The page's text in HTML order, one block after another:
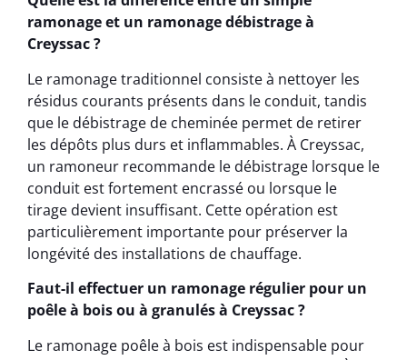
ramonage et un ramonage débistrage à
Creyssac ?
Le ramonage traditionnel consiste à nettoyer les
résidus courants présents dans le conduit, tandis
que le débistrage de cheminée permet de retirer
les dépôts plus durs et inflammables. À Creyssac,
un ramoneur recommande le débistrage lorsque le
conduit est fortement encrassé ou lorsque le
tirage devient insuffisant. Cette opération est
particulièrement importante pour préserver la
longévité des installations de chauffage.
Faut-il effectuer un ramonage régulier pour un
poêle à bois ou à granulés à Creyssac ?
Le ramonage poêle à bois est indispensable pour